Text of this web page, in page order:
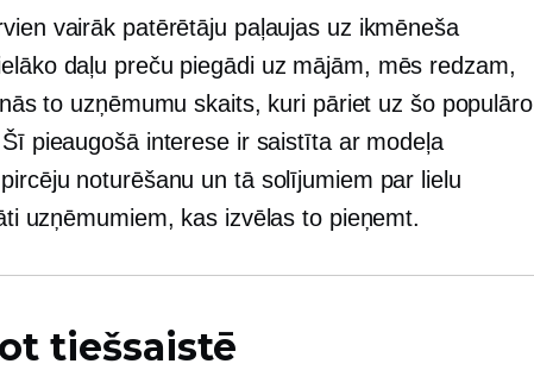
vairāk patērētāju paļaujas uz ikmēneša
daļu preču piegādi uz mājām, mēs redzam,
to uzņēmumu skaits, kuri pāriet uz šo populāro
pieaugošā interese ir saistīta ar modeļa
noturēšanu un tā solījumiem par lielu
uzņēmumiem, kas izvēlas to pieņemt.
tiešsaistē